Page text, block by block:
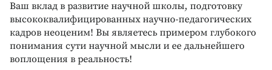
Ваш вклад в развитие научной школы, подготовку
высококвалифицированных научно-педагогических
кадров неоценим! Вы являетесь примером глубокого
понимания сути научной мысли и ее дальнейшего
воплощения в реальность!